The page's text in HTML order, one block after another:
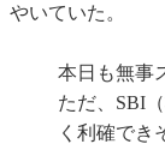
やいていた。
本日も無事
ただ、SBI
く利確でき